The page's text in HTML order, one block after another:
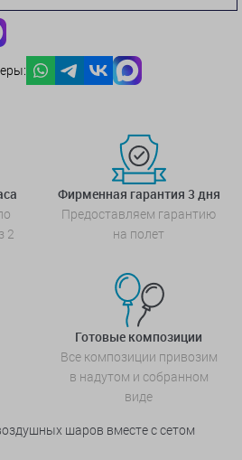
2
Фирменная гарантия 3 дня
Предоставляем гарантию
на полет
Готовые композиции
Все композиции привозим
в надутом и собранном
виде
шаров вместе с сетом